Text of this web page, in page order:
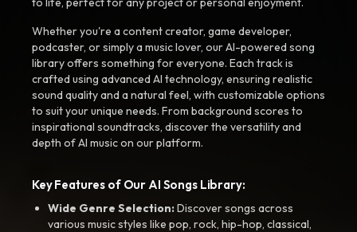
Whether you're a content creator, game developer,
podcaster, or simply a music lover, our AI-powered song
library offers something for everyone. Each track is
crafted using advanced AI technology, ensuring realistic
sound quality and a natural feel, with customizable options
to suit your unique needs. From background scores to
inspirational soundtracks, discover the versatility and
depth of AI music on our platform.
Key Features of Our AI Songs Library:
Wide Genre Selection:Discover songs across
various music styles like pop, rock, hip-hop, classical,